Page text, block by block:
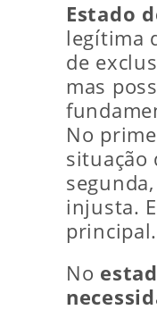
Estado
legítima
de
mas
No
situação
injusta.
principal.
No